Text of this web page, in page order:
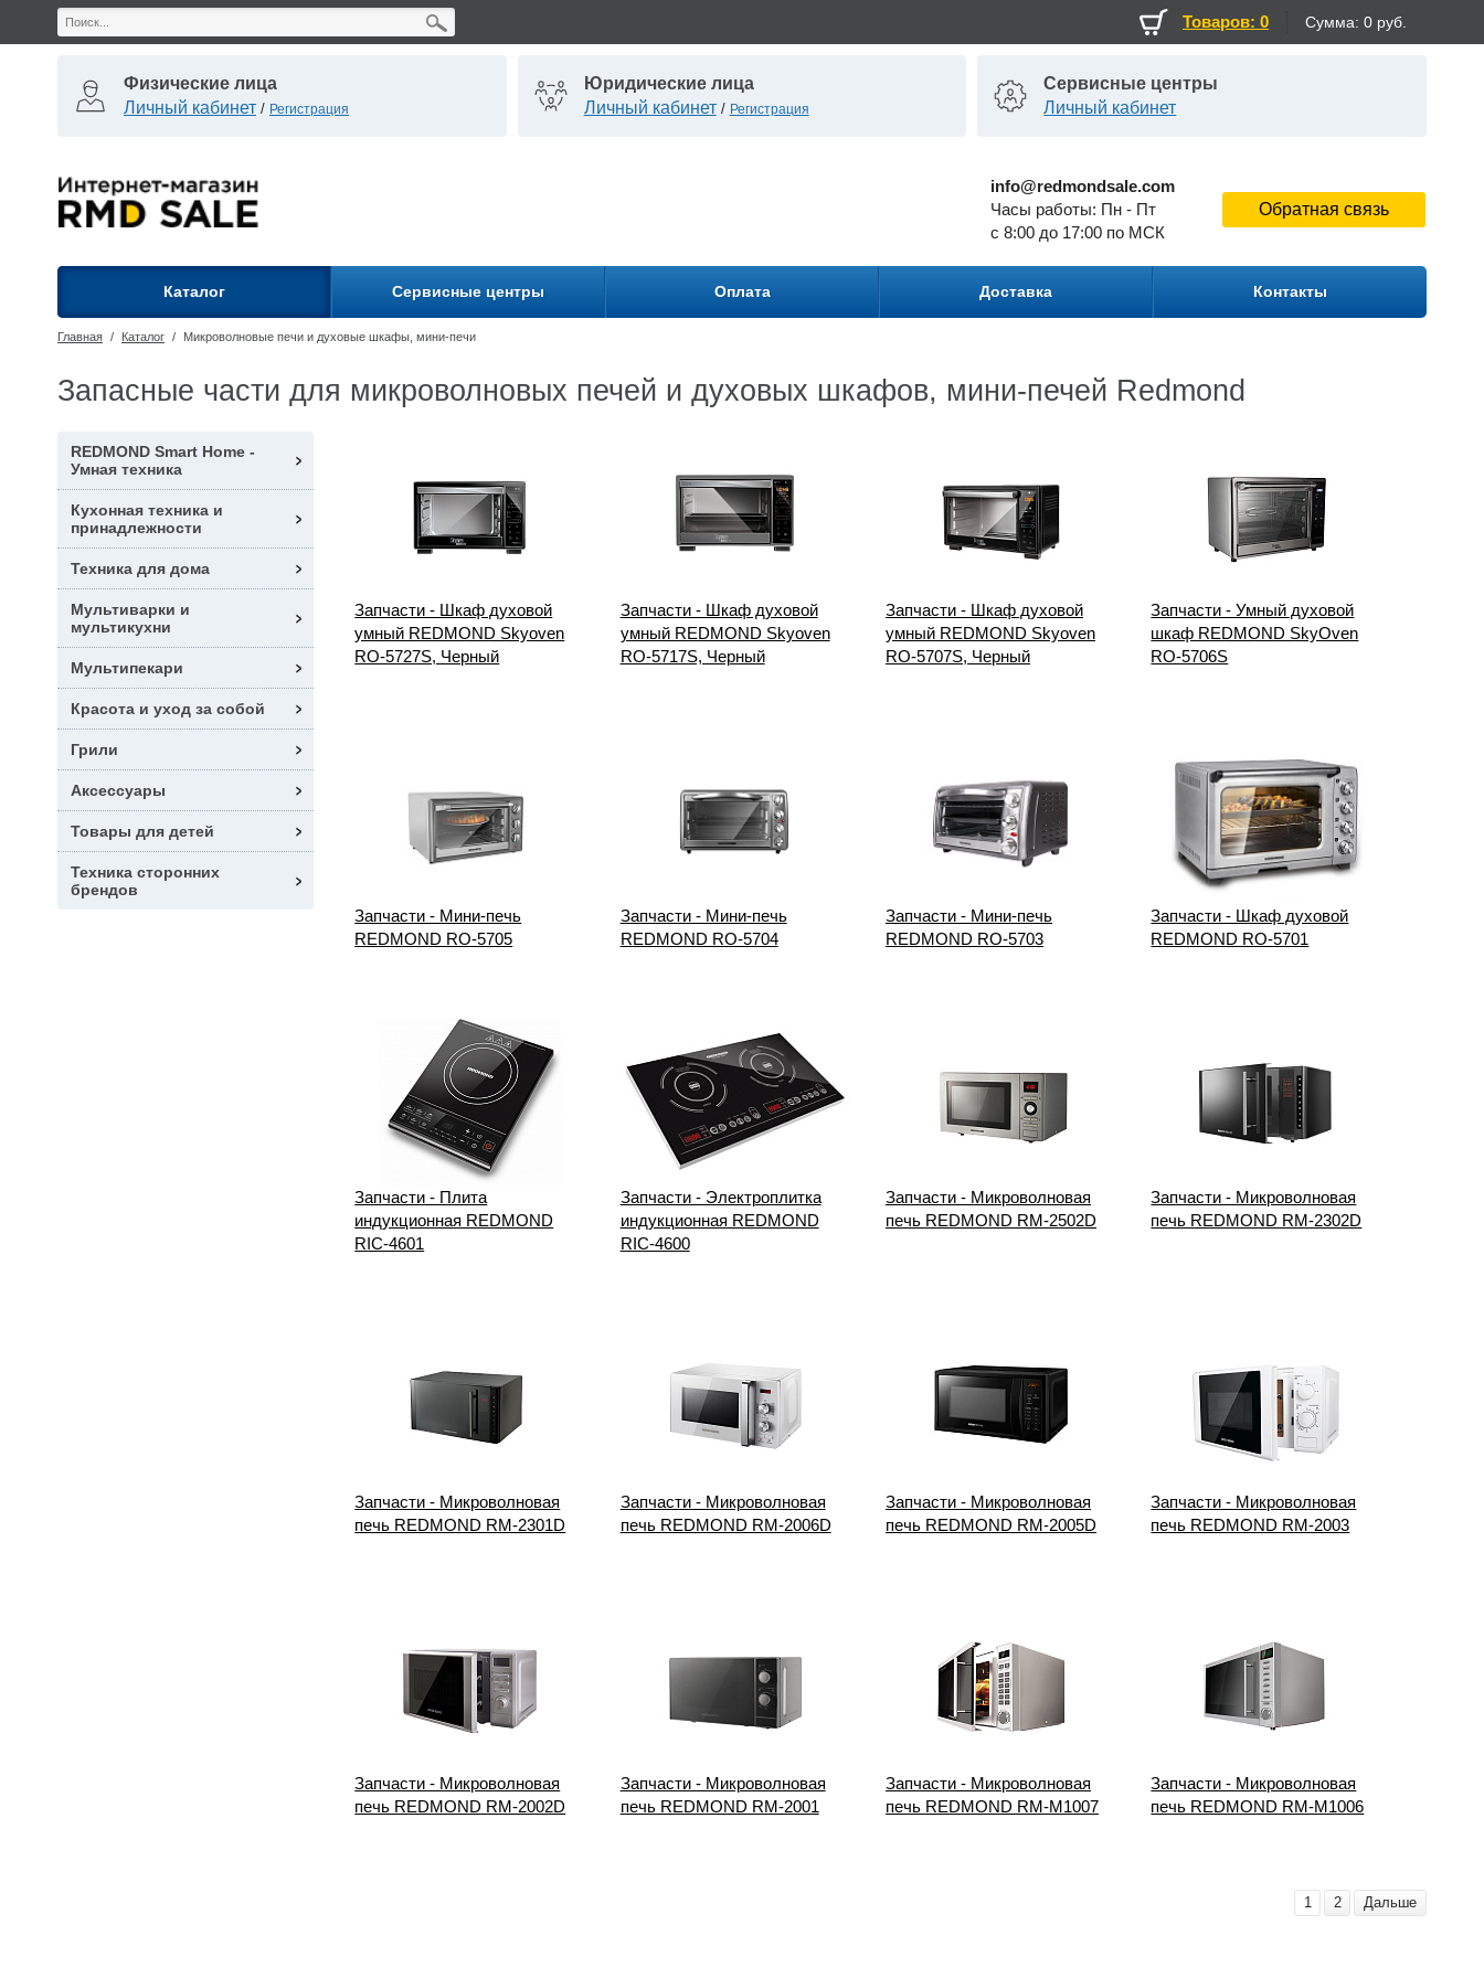
Товаров: 0 Сумма: 0 руб.
Физические лица
Личный кабинет / Регистрация
Юридические лица
Личный кабинет / Регистрация
Сервисные центры
Личный кабинет
info@redmondsale.com
Часы работы: Пн - Пт
c 8:00 до 17:00 по МСК
Обратная связь
Каталог Сервисные центры Оплата Доставка Контакты
Главная / Каталог / Микроволновые печи и духовые шкафы, мини-печи
Запасные части для микроволновых печей и духовых шкафов, мини-печей Redmond
REDMOND Smart Home -
Умная техника
Кухонная техника и
принадлежности
Техника для дома
Мультиварки и
мультикухни
Мультипекари
Красота и уход за собой
Грили
Аксессуары
Товары для детей
Техника сторонних
брендов
Запчасти - Шкаф духовой
умный REDMOND Skyoven
RO-5727S, Черный
Запчасти - Шкаф духовой
умный REDMOND Skyoven
RO-5717S, Черный
Запчасти - Шкаф духовой
умный REDMOND Skyoven
RO-5707S, Черный
Запчасти - Умный духовой
шкаф REDMOND SkyOven
RO-5706S
Запчасти - Мини-печь
REDMOND RO-5705
Запчасти - Мини-печь
REDMOND RO-5704
Запчасти - Мини-печь
REDMOND RO-5703
Запчасти - Шкаф духовой
REDMOND RO-5701
Запчасти - Плита
индукционная REDMOND
RIC-4601
Запчасти - Электроплитка
индукционная REDMOND
RIC-4600
Запчасти - Микроволновая
печь REDMOND RM-2502D
Запчасти - Микроволновая
печь REDMOND RM-2302D
Запчасти - Микроволновая
печь REDMOND RM-2301D
Запчасти - Микроволновая
печь REDMOND RM-2006D
Запчасти - Микроволновая
печь REDMOND RM-2005D
Запчасти - Микроволновая
печь REDMOND RM-2003
Запчасти - Микроволновая
печь REDMOND RM-2002D
Запчасти - Микроволновая
печь REDMOND RM-2001
Запчасти - Микроволновая
печь REDMOND RM-M1007
Запчасти - Микроволновая
печь REDMOND RM-M1006
1 2 Дальше